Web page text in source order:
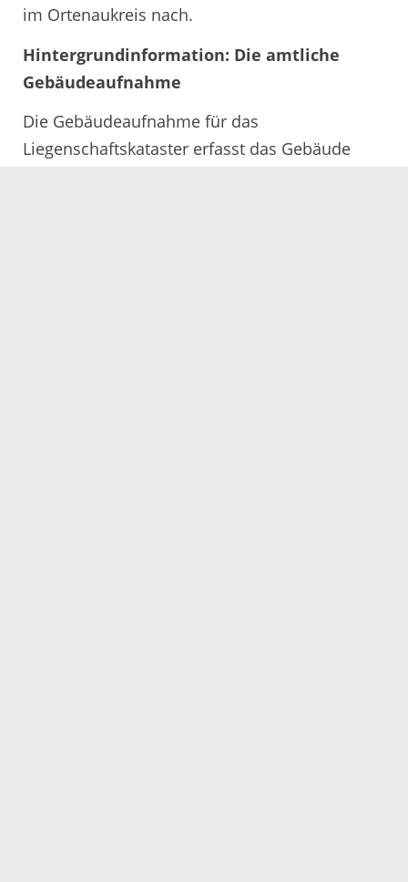
im Ortenaukreis nach.
Hintergrundinformation: Die amtliche
Gebäudeaufnahme
Die Gebäudeaufnahme für das
Liegenschaftskataster erfasst das Gebäude